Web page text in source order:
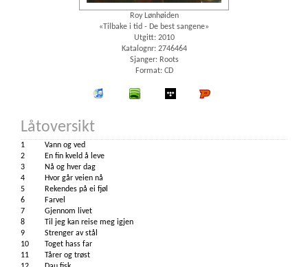
Roy Lønhøiden
«Tilbake i tid - De best sangene»
Utgitt: 2010
Katalognr: 2746464
Sjanger: Roots
Format: CD
iTunes spotify wimp
Låtoversikt
1
Vann og ved
2
En fin kveld å leve
3
Nå og hver dag
4
Hvor går veien nå
5
Rekendes på ei fjøl
6
Farvel
7
Gjennom livet
8
Til jeg kan reise meg igjen
9
Strenger av stål
10
Toget hass far
11
Tårer og trøst